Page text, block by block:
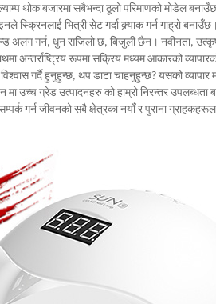
थोक बजारमा सबैभन्दा ठूलो परिमाणको मोडेल
स्क्रिनलाई भित्री सेट गर्दा क्र्याक गर्न गाह्रो
अलग गर्न, धुन सजिलो छ, बिजुली छैन। नवीनता,
अन्तर्राष्ट्रिय रूपमा सक्रिय मध्यम आकारको
गर्दै हुनुहुन्छ, थप डाटा चाहनुहुन्छ? यसको व्यापार
उच्च ग्रेड उत्पादनहरु को हाम्रो निरन्तर उपलब्धता
गर्न जीवनको सबै क्षेत्रका नयाँ र पुराना